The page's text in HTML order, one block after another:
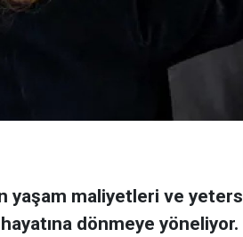
yaşam maliyetleri ve
dönmeye yöneliyor.